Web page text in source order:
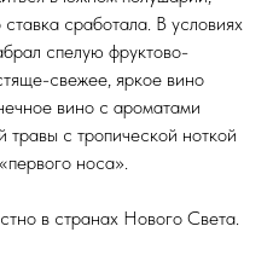
сработала. В условиях
спелую фруктово-
свежее, яркое вино
вино с ароматами
с тропической ноткой
носа».
в странах Нового Света.